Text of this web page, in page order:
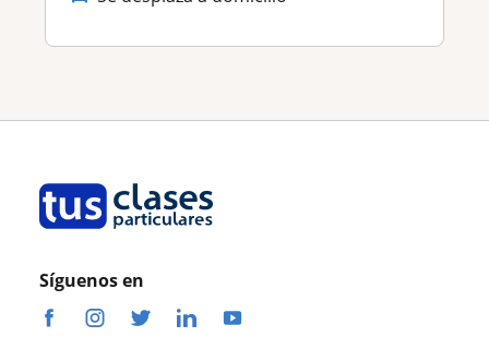
Síguenos en